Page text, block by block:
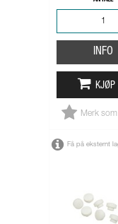
INFO
KJØP
Merk
Få på eksternt